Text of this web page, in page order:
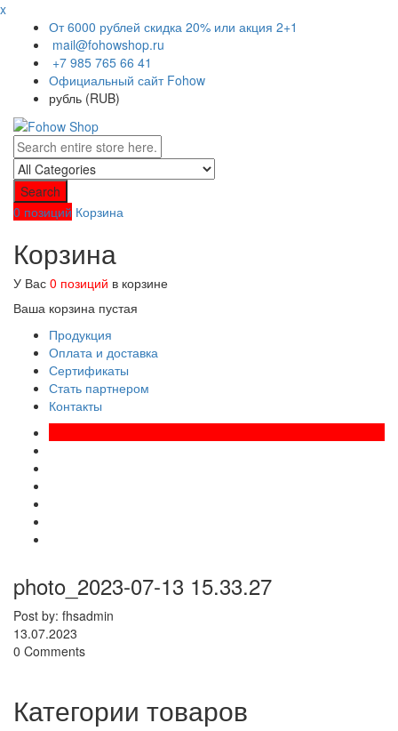
x
От 6000 рублей скидка 20% или акция 2+1
mail@fohowshop.ru
+7 985 765 66 41
Официальный сайт Fohow
рубль (RUB)
Search
0 позиций Корзина
Корзина
У Вас 0 позиций в корзине
Ваша корзина пустая
Продукция
Оплата и доставка
Сертификаты
Стать партнером
Контакты
photo_2023-07-13 15.33.27
Post by: fhsadmin
13.07.2023
0 Comments
Категории товаров